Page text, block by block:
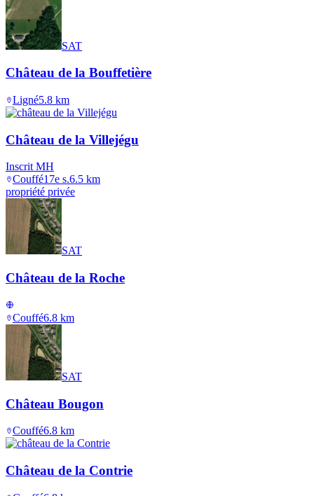
SAT
Château de la Bouffetière
Ligné5.8 km
Château de la Villejégu
Inscrit MH
Couffé17e s.6.5 km
propriété privée
SAT
Château de la Roche
Couffé6.8 km
SAT
Château Bougon
Couffé6.8 km
Château de la Contrie